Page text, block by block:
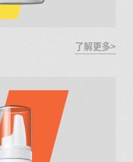
了解更多>